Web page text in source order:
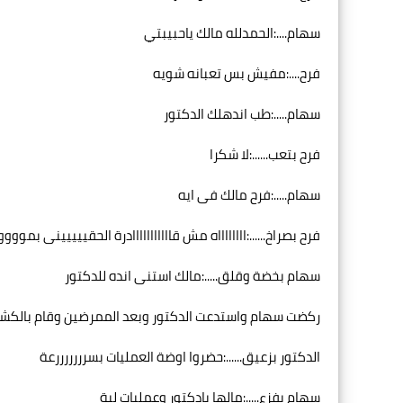
سهام....:الحمدلله مالك ياحبيبتي
فرح....:مفيش بس تعبانه شويه
سهام.....:طب اندهلك الدكتور
فرح بتعب......:لا شكرا
سهام.....:فرح مالك فى ايه
فرح بصراخ......:ااااااااه مش قااااااااااادرة الحقييييينى
سهام بخضة وقلق.....:مالك استنى انده للدكتور
ركضت سهام واستدعت الدكتور وبعد الممرضين وقام
الدكتور بزعيق......:حضروا اوضة العمليات بسرررررررعة
سهام بفزع.....:مالها يادكتور وعمليات لية